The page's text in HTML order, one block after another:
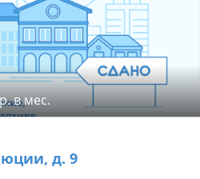
в мес.
д. 9